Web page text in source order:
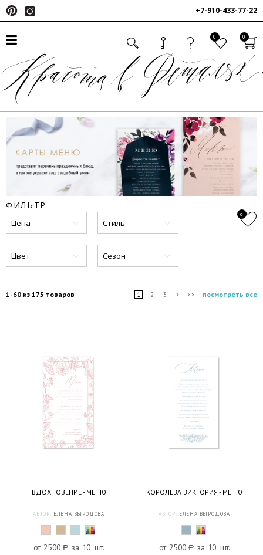
+7-910-433-77-22
0 0
ФИЛЬТР
Цена Стиль
Цвет Сезон
0
1-60 из 175 товаров посмотреть все
1 2 3 > >>
ВДОХНОВЕНИЕ - МЕНЮ
АВТОР: ЕЛЕНА ВЫРОДОВА
от 2500 a за 10 шт.
КОРОЛЕВА ВИКТОРИЯ - МЕНЮ
АВТОР: ЕЛЕНА ВЫРОДОВА
от 2500 a за 10 шт.